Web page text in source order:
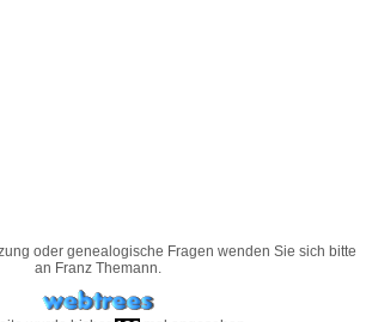
oder genealogische Fragen wenden Sie sich bitte
an Franz Themann.